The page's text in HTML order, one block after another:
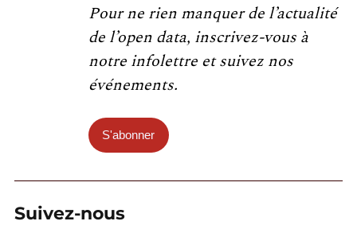
Pour ne rien manquer de l’actualité
de l’open data, inscrivez-vous à
notre infolettre et suivez nos
événements.
S'abonner
Suivez-nous